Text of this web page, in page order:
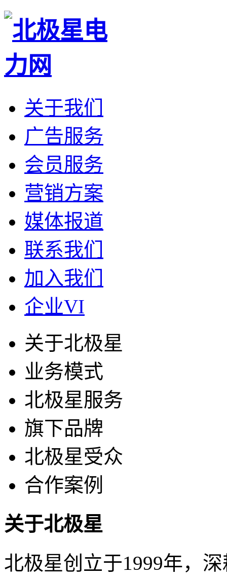
关于我们
广告服务
会员服务
营销方案
媒体报道
联系我们
加入我们
企业VI
关于北极星
业务模式
北极星服务
旗下品牌
北极星受众
合作案例
关于北极星
北极星创立于1999年，